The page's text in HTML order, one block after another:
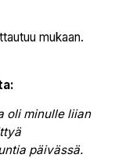
mukaan.
oli minulle liian
päivässä.